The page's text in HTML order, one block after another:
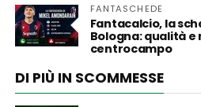
FANTASCHEDE
Fantacalcio, la
Bologna: qualità
centrocampo
DI PIÙ IN SCOMMESSE